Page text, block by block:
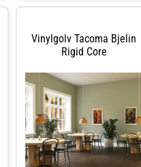
Vinylgolv Tacoma Bjelin
Rigid Core